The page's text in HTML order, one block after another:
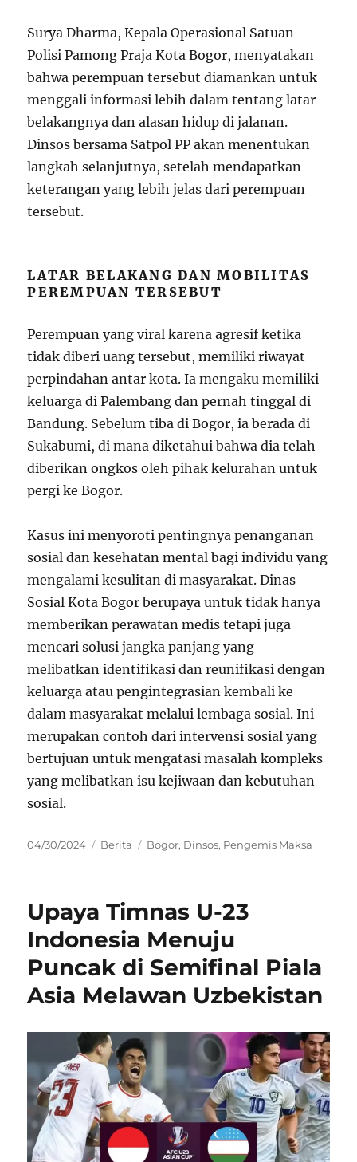
Surya Dharma, Kepala Operasional Satuan
Polisi Pamong Praja Kota Bogor, menyatakan
bahwa perempuan tersebut diamankan untuk
menggali informasi lebih dalam tentang latar
belakangnya dan alasan hidup di jalanan.
Dinsos bersama Satpol PP akan menentukan
langkah selanjutnya, setelah mendapatkan
keterangan yang lebih jelas dari perempuan
tersebut.
LATAR BELAKANG DAN MOBILITAS
PEREMPUAN TERSEBUT
Perempuan yang viral karena agresif ketika
tidak diberi uang tersebut, memiliki riwayat
perpindahan antar kota. Ia mengaku memiliki
keluarga di Palembang dan pernah tinggal di
Bandung. Sebelum tiba di Bogor, ia berada di
Sukabumi, di mana diketahui bahwa dia telah
diberikan ongkos oleh pihak kelurahan untuk
pergi ke Bogor.
Kasus ini menyoroti pentingnya penanganan
sosial dan kesehatan mental bagi individu yang
mengalami kesulitan di masyarakat. Dinas
Sosial Kota Bogor berupaya untuk tidak hanya
memberikan perawatan medis tetapi juga
mencari solusi jangka panjang yang
melibatkan identifikasi dan reunifikasi dengan
keluarga atau pengintegrasian kembali ke
dalam masyarakat melalui lembaga sosial. Ini
merupakan contoh dari intervensi sosial yang
bertujuan untuk mengatasi masalah kompleks
yang melibatkan isu kejiwaan dan kebutuhan
sosial.
Posted
04/30/2024 Categories
Berita Tags
Bogor, Dinsos, Pengemis Maksa
Upaya Timnas U-23
Indonesia Menuju
Puncak di Semifinal Piala
Asia Melawan Uzbekistan